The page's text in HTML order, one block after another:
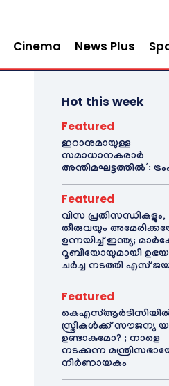
Cinema News Plus
Hot this week
Featured
ഇറാനുമായുള്ള
സമാധാനകരാർ
അന്തിമഘട്ടത്തിൽ‌’:
Featured
വിസ പ്രതിസന്ധികളും,
തീരുവയും
ഉന്നയിച്ച് ഇന്ത്യ;
റൂബിയോയുമായി
ചർച്ച നടത്തി എസ്
Featured
സ്ത്രീകൾക്ക് സൗജന്യ
ഉണ്ടാകുമോ? ; നാളെ
നടക്കുന്ന
നിർണായകം